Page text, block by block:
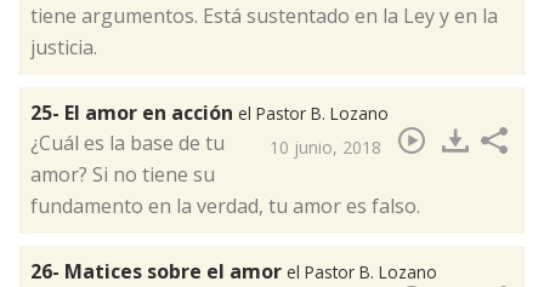
tiene argumentos. Está sustentado en la Ley y en la
justicia.​
25- El amor en acción el Pastor B. Lozano
10 junio, 2018
¿Cuál es la base de tu
amor? Si no tiene su
fundamento en la verdad, tu amor es falso.​
26- Matices sobre el amor el Pastor B. Lozano